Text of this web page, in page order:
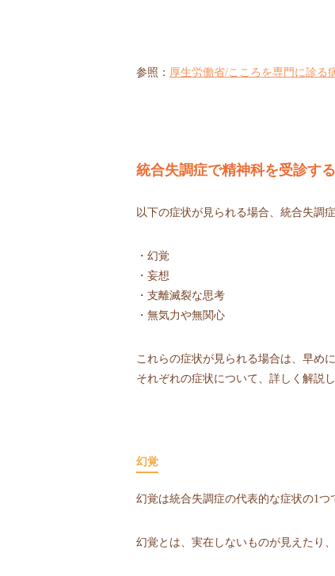
参照： 厚生労働省/こころを専門に診る
統合失調症で精神科を受診す
以下の症状が見られる場合、統合失調
・幻覚
・妄想
・支離滅裂な思考
・無気力や無関心
これらの症状が見られる場合は、早め
それぞれの症状について、詳しく解説し
幻覚
幻覚は統合失調症の代表的な症状の1つ
幻覚とは、実在しないものが見えたり